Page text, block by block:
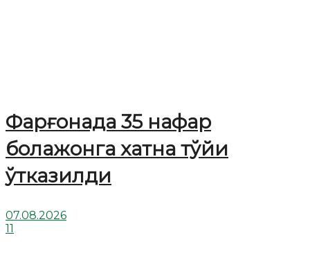
Фарғонада 35 нафар
болажонга хатна тўйи
ўтказилди
07.08.2026
11